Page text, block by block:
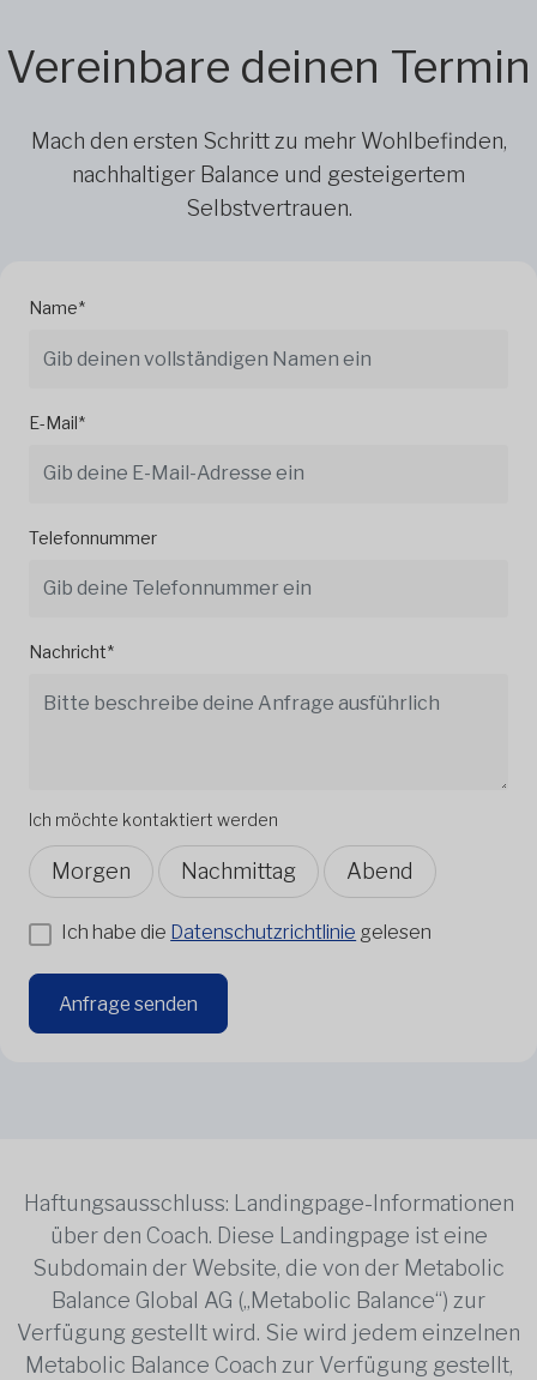
Vereinbare deinen Termin
Mach den ersten Schritt zu mehr Wohlbefinden,
nachhaltiger Balance und gesteigertem
Selbstvertrauen.
Name*
E-Mail*
Telefonnummer
Nachricht*
Ich möchte kontaktiert werden
Morgen Nachmittag Abend
Ich habe die Datenschutzrichtlinie gelesen
Anfrage senden
Haftungsausschluss: Landingpage-Informationen
über den Coach. Diese Landingpage ist eine
Subdomain der Website, die von der Metabolic
Balance Global AG („Metabolic Balance“) zur
Verfügung gestellt wird. Sie wird jedem einzelnen
Metabolic Balance Coach zur Verfügung gestellt,